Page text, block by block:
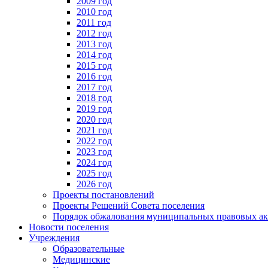
2010 год
2011 год
2012 год
2013 год
2014 год
2015 год
2016 год
2017 год
2018 год
2019 год
2020 год
2021 год
2022 год
2023 год
2024 год
2025 год
2026 год
Проекты постановлений
Проекты Решений Совета поселения
Порядок обжалования муниципальных правовых
Новости поселения
Учреждения
Образовательные
Медицинские